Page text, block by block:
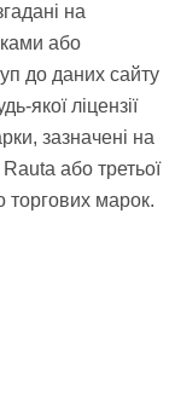
на
або
до даних сайту
якої ліцензії
зазначені на
або третьої
торгових марок.